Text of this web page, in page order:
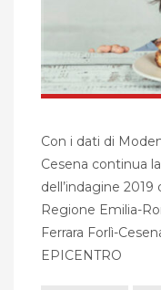
Con i dati di
Cesena continua
dell’indagine 2019
Regione Emilia-
Ferrara Forlì-
EPICENTRO